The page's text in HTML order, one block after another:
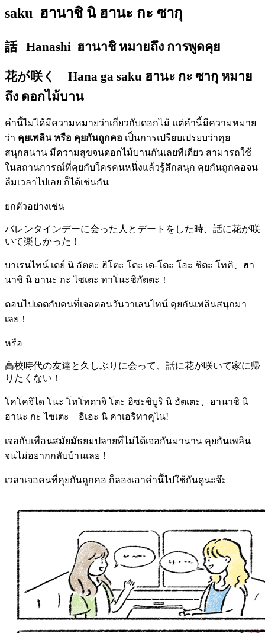
saku ฮานาชิ นิ ฮานะ กะ ซากุ
話 Hanashi ฮานาชิ หมายถึง การพูดคุย
花が咲く Hana ga saku ฮานะ กะ ซากุ หมาย
ถึง ดอกไม้บาน
คำนี้ไม่ได้มีความหมายว่าเกี่ยวกับดอกไม้ แต่คำนี้มีความหมาย
ว่า คุยเพลิน หรือ คุยกันถูกคอ เป็นการเปรียบเปรยบว่าคุย
สนุกสนาน มีความสุขจนดอกไม้บานกันเลยทีเดียว สามารถใช้
ในสถานการณ์ที่คุยกับใครคนหนึ่งแล้วรู้สึกสนุก คุยกันถูกคอจน
ลืมเวลาไปเลย ก็ได้เช่นกัน
ยกตัวอย่างเช่น
バレンタインデーに会った人とデートをした時、話に花が咲
いて楽しかった！
บาเรนไทน์ เดย์ นิ อัตตะ ฮิโตะ โตะ เด-โตะ โอะ ชิตะ โทคิ、ฮา
นาชิ นิ ฮานะ กะ ไซเตะ ทาโนะชิกัตตะ！
ตอนไปเดตกับคนที่เจอตอนวันวาเลนไทน์ คุยกันเพลินสนุกมา
เลย！
หรือ
高校時代の友達と久しぶりに会って、話に花が咲いて家に帰
りたくない！
โคโคจิได โนะ โทโทดาจิ โตะ ฮิซะชิบูริ นิ อัตเตะ、ฮานาชิ นิ
ฮานะ กะ ไซเตะ อิเอะ นิ คาเอริทาคุไน!
เจอกับเพื่อนสมัยมัธยมปลายที่ไม่ได้เจอกันมานาน คุยกันเพลิน
จนไม่อยากกลับบ้านเลย！
เวลาเจอคนที่คุยกันถูกคอ ก็ลองเอาคำนี้ไปใช้กันดูนะจ๊ะ